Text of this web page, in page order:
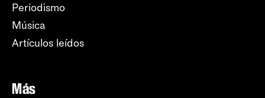
Periodismo
Música
Artículos leídos
Más